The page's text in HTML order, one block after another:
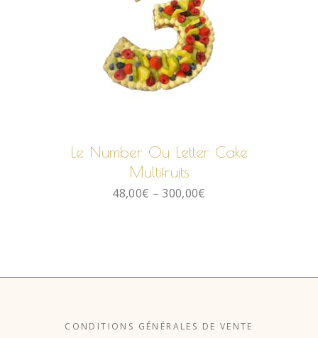
Le Number Ou Letter Cake
Multifruits
48,00€ –300,00€
CONDITIONS GÉNÉRALES DE VENTE